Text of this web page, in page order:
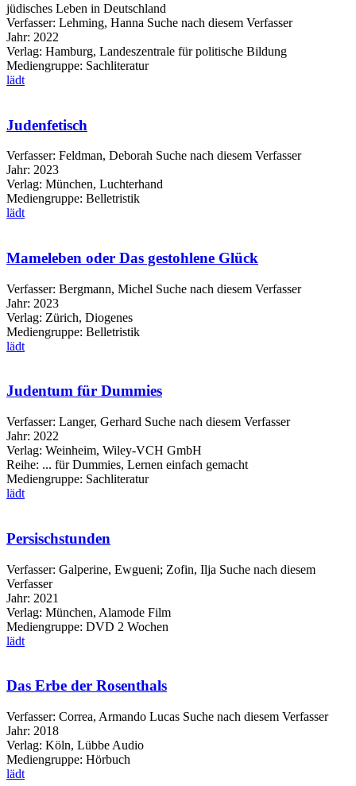
jüdisches Leben in Deutschland
Verfasser: Lehming, Hanna Suche nach diesem Verfasser
Jahr: 2022
Verlag: Hamburg, Landeszentrale für politische Bildung
Mediengruppe: Sachliteratur
lädt
Judenfetisch
Verfasser: Feldman, Deborah Suche nach diesem Verfasser
Jahr: 2023
Verlag: München, Luchterhand
Mediengruppe: Belletristik
lädt
Mameleben oder Das gestohlene Glück
Verfasser: Bergmann, Michel Suche nach diesem Verfasser
Jahr: 2023
Verlag: Zürich, Diogenes
Mediengruppe: Belletristik
lädt
Judentum für Dummies
Verfasser: Langer, Gerhard Suche nach diesem Verfasser
Jahr: 2022
Verlag: Weinheim, Wiley-VCH GmbH
Reihe: ... für Dummies, Lernen einfach gemacht
Mediengruppe: Sachliteratur
lädt
Persischstunden
Verfasser: Galperine, Ewgueni; Zofin, Ilja Suche nach diesem
Verfasser
Jahr: 2021
Verlag: München, Alamode Film
Mediengruppe: DVD 2 Wochen
lädt
Das Erbe der Rosenthals
Verfasser: Correa, Armando Lucas Suche nach diesem Verfasser
Jahr: 2018
Verlag: Köln, Lübbe Audio
Mediengruppe: Hörbuch
lädt